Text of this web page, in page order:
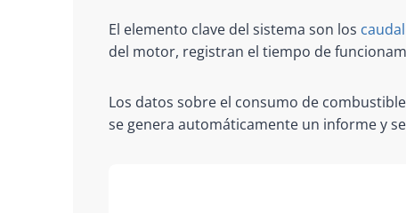
El elemento clave del sistema son los
del motor, registran el tiempo de
Los datos sobre el consumo de
se genera automáticamente un informe y